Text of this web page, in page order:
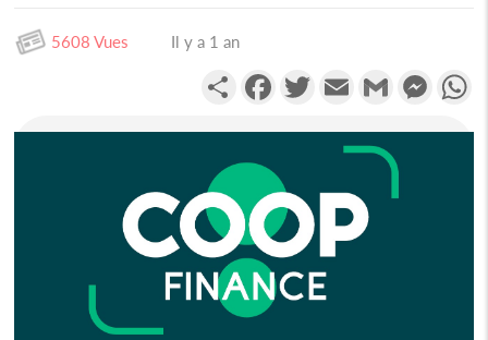
5608 Vues Il y a 1 an
PartagerFacebookTwitterEmail Gmail